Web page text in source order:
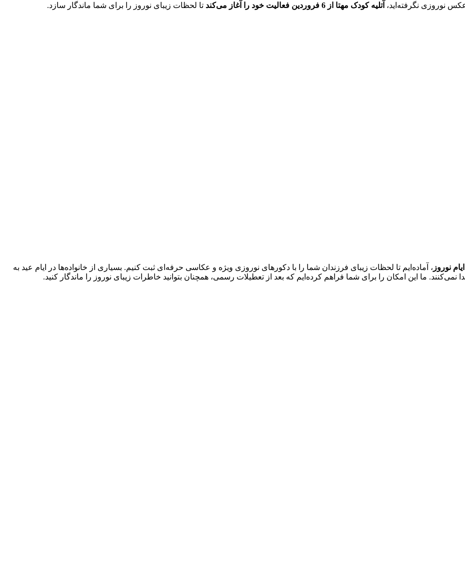
عکس نوروزی نگرفته‌اید، آتلیه کودک مهتا از 6 فروردین فعالیت خود را آغاز می‌کند تا لحظات زیبای نوروز را برای شما ماندگار سازد.
نوروز ، آماده‌ایم تا لحظات زیبای فرزندان شما را با دکورهای نوروزی ویژه و عکاسی حرفه‌ای ثبت کنیم. بسیاری از خانواده‌ها در ایام عید به
ما این امکان را برای شما فراهم کرده‌ایم که بعد از تعطیلات رسمی، همچنان بتوانید خاطرات زیبای نوروز را ماندگار کنید.